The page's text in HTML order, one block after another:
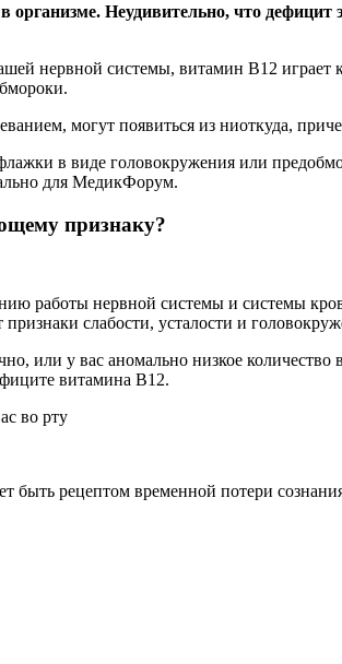
Неудивительно, что
нервной системы, витамин B12 играет
могут появиться из ниоткуда,
в виде головокружения или
для МедикФорум.
признаку?
работы нервной системы и системы
слабости, усталости и
или у вас аномально низкое
витамина B12.
во рту
быть рецептом временной потери